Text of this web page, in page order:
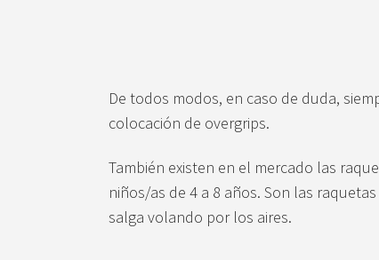
De todos modos, en caso de duda,
colocación de overgrips.
También existen en el mercado las
niños/as de 4 a 8 años. Son las
salga volando por los aires.